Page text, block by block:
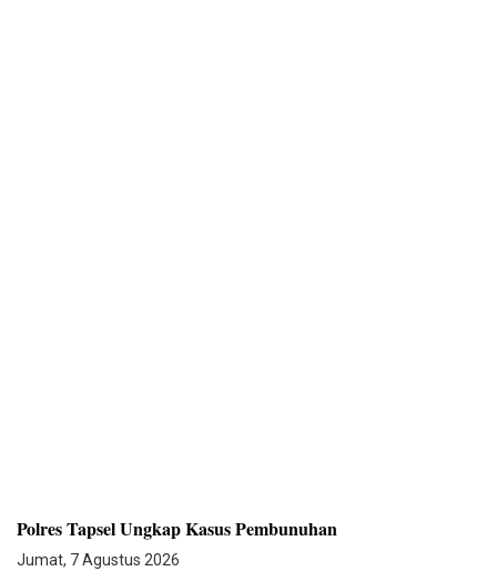
Polres Tapsel Ungkap Kasus Pembunuhan
Jumat, 7 Agustus 2026